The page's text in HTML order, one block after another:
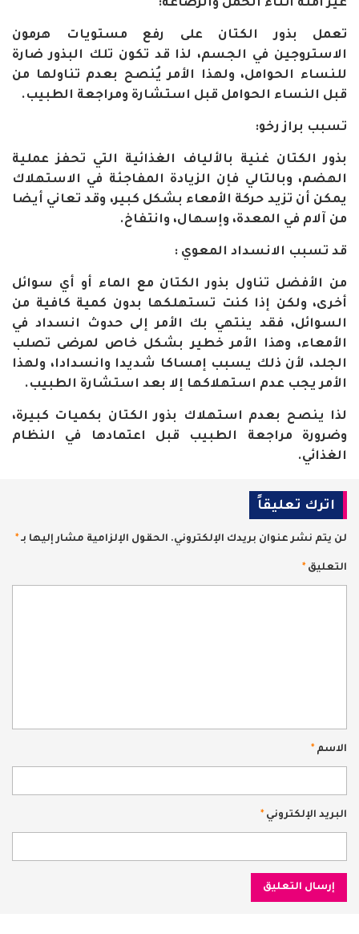
غير آمنة أثناء الحمل والرضاعة:
تعمل بذور الكتان على رفع مستويات هرمون
الاستروجين في الجسم، لذا قد تكون تلك البذور ضارة
للنساء الحوامل، ولهذا الأمر يُنصح بعدم تناولها من
قبل النساء الحوامل قبل استشارة ومراجعة الطبيب.
تسبب براز رخو:
بذور الكتان غنية بالألياف الغذائية التي تحفز عملية
الهضم، وبالتالي فإن الزيادة المفاجئة في الاستهلاك
يمكن أن تزيد حركة الأمعاء بشكل كبير، وقد تعاني أيضا
من آلام في المعدة، وإسهال، وانتفاخ.
قد تسبب الانسداد المعوي :
من الأفضل تناول بذور الكتان مع الماء أو أي سوائل
أخرى، ولكن إذا كنت تستهلكها بدون كمية كافية من
السوائل، فقد ينتهي بك الأمر إلى حدوث انسداد في
الأمعاء، وهذا الأمر خطير بشكل خاص لمرضى تصلب
الجلد، لأن ذلك يسبب إمساكا شديدا وانسدادا، ولهذا
الأمر يجب عدم استهلاكها إلا بعد استشارة الطبيب.
لذا ينصح بعدم استهلاك بذور الكتان بكميات كبيرة،
وضرورة مراجعة الطبيب قبل اعتمادها في النظام
الغذائي.
اترك تعليقاً
لن يتم نشر عنوان بريدك الإلكتروني. الحقول الإلزامية مشار إليها بـ*
التعليق*
الاسم*
البريد الإلكتروني*